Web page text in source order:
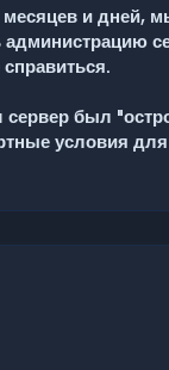
месяцев и дней,
был
условия